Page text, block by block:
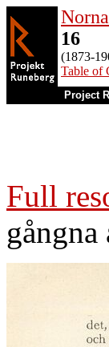
16
(1873-
Table of
Project
Full